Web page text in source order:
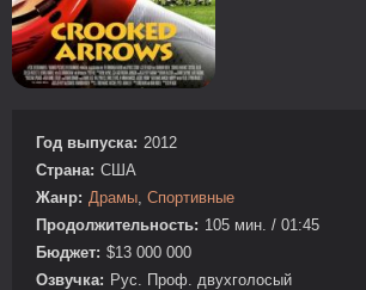
Год выпуска: 2012
Страна: США
Жанр: Драмы Спортивные
Продолжительность: 105 мин. / 01:45
Бюджет: $13 000 000
Озвучка: Рус. Проф. двухголосый